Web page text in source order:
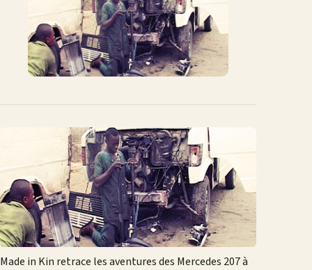
mail
Made in Kin retrace les aventures des Mercedes 207 à